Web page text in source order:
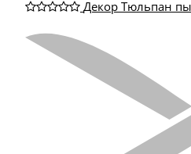
Декор Тюльпан